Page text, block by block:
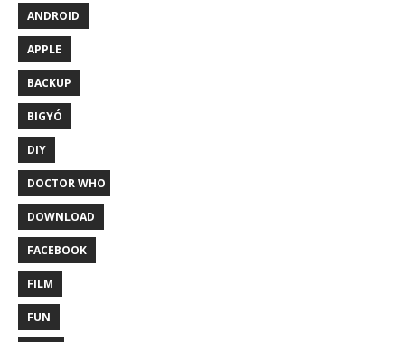
ANDROID
APPLE
BACKUP
BIGYÓ
DIY
DOCTOR WHO
DOWNLOAD
FACEBOOK
FILM
FUN